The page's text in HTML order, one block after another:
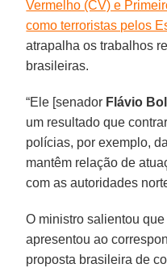
Vermelho (CV) e
como terroristas pelos
atrapalha os trabalhos
brasileiras.
“Ele [senador Flávio
um resultado que
polícias, por exemplo, da
mantêm relação de
com as autoridades
O ministro salientou
apresentou ao
proposta brasileira de